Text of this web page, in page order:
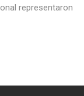
representaron